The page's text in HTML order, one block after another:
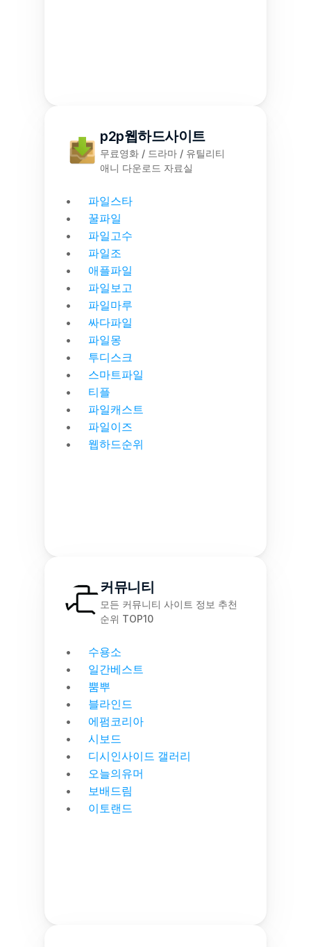
p2p웹하드사이트
무료영화 / 드라마 / 유틸리티
애니 다운로드 자료실
파일스타
꿀파일
파일고수
파일조
애플파일
파일보고
파일마루
싸다파일
파일몽
투디스크
스마트파일
티플
파일캐스트
파일이즈
웹하드순위
커뮤니티
모든 커뮤니티 사이트 정보 추천
순위 TOP10
수용소
일간베스트
뿜뿌
블라인드
에펌코리아
시보드
디시인사이드 갤러리
오늘의유머
보배드림
이토랜드